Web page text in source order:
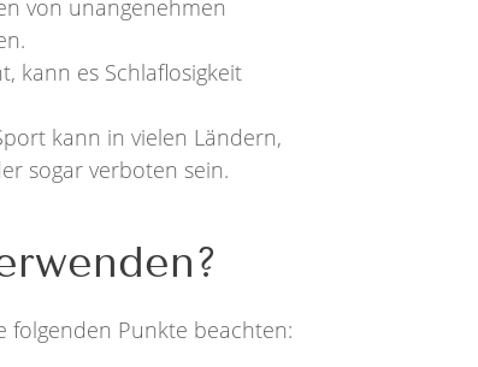
von unangenehmen
kann es Schlaflosigkeit
kann in vielen Ländern,
sogar verboten sein.
folgenden Punkte beachten: